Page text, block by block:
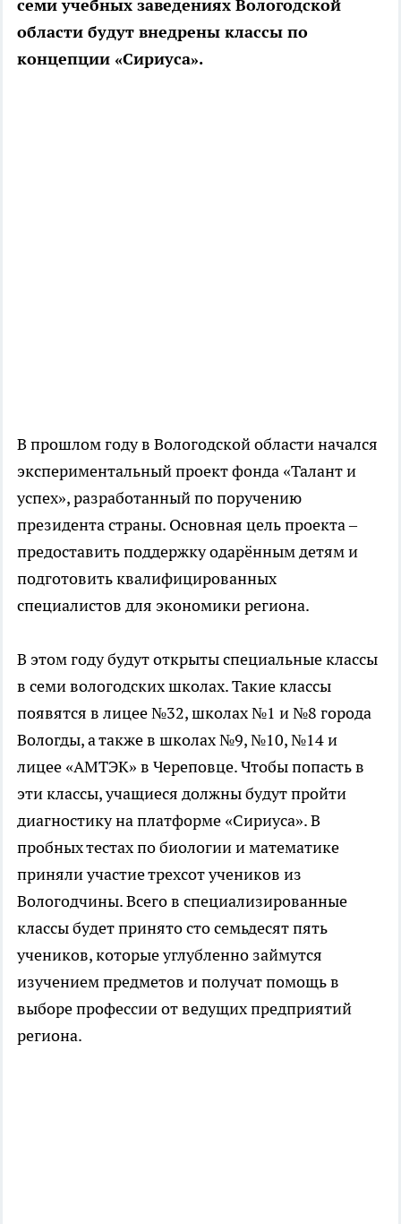
семи учебных заведениях Вологодской
области будут внедрены классы по
концепции «Сириуса».
В прошлом году в Вологодской области начался
экспериментальный проект фонда «Талант и
успех», разработанный по поручению
президента страны. Основная цель проекта –
предоставить поддержку одарённым детям и
подготовить квалифицированных
специалистов для экономики региона.
В этом году будут открыты специальные классы
в семи вологодских школах. Такие классы
появятся в лицее №32, школах №1 и №8 города
Вологды, а также в школах №9, №10, №14 и
лицее «АМТЭК» в Череповце. Чтобы попасть в
эти классы, учащиеся должны будут пройти
диагностику на платформе «Сириуса». В
пробных тестах по биологии и математике
приняли участие трехсот учеников из
Вологодчины. Всего в специализированные
классы будет принято сто семьдесят пять
учеников, которые углубленно займутся
изучением предметов и получат помощь в
выборе профессии от ведущих предприятий
региона.